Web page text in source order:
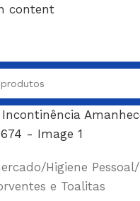
content
para ampliar
/Higiene Pessoal/
e Toalitas